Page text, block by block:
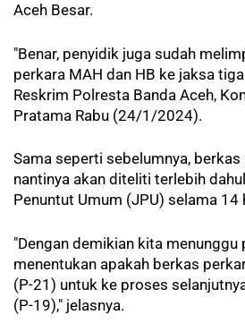
Aceh Besar.
"Benar, penyidik juga sudah
perkara MAH dan HB ke jaksa
Reskrim Polresta Banda Aceh,
Pratama Rabu (24/1/2024).
Sama seperti sebelumnya,
nantinya akan diteliti terlebih
Penuntut Umum (JPU) selama 14
"Dengan demikian kita menunggu
menentukan apakah berkas
(P-21) untuk ke proses
(P-19)," jelasnya.